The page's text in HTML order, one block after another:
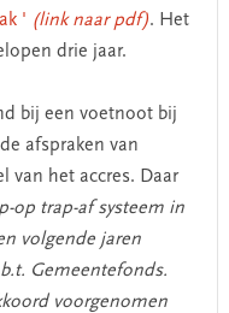
' (link naar pdf). Het
drie jaar.
bij een voetnoot bij
afspraken van
van het accres. Daar
op trap-af systeem in
volgende jaren
Gemeentefonds.
voorgenomen